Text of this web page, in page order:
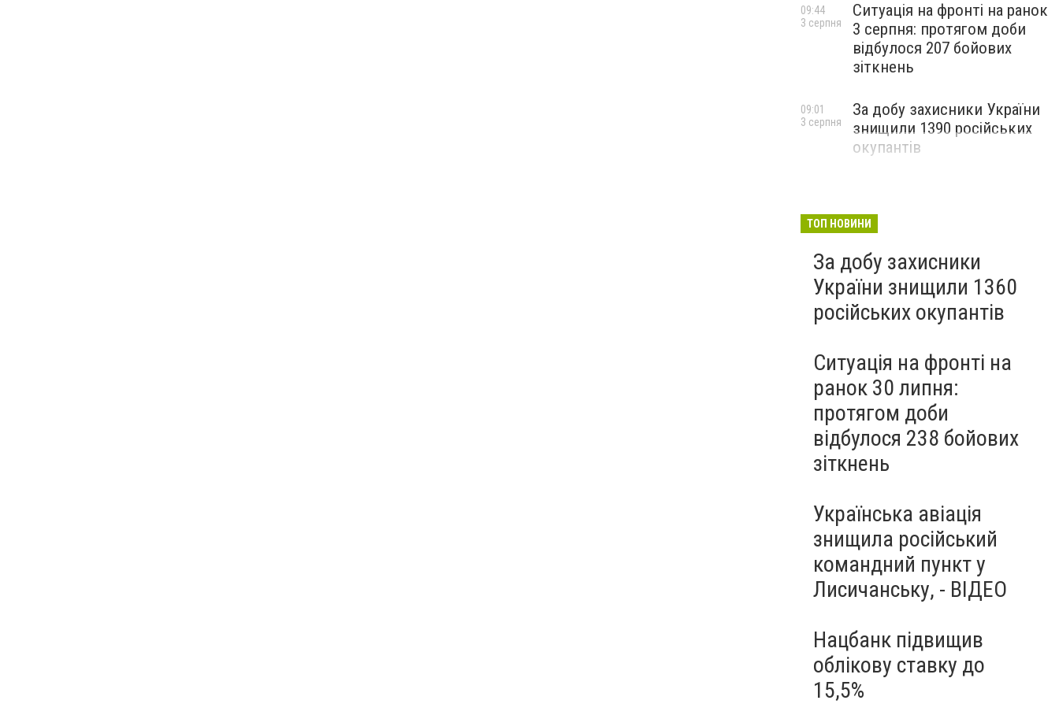
Ситуація на фронті на ранок
3 серпня: протягом доби
відбулося 207 бойових
зіткнень
09:44
3 серпня
За добу захисники України
знищили 1390 російських
окупантів
09:01
3 серпня
ТОП НОВИНИ
За добу захисники
України знищили 1360
російських окупантів
Ситуація на фронті на
ранок 30 липня:
протягом доби
відбулося 238 бойових
зіткнень
Українська авіація
знищила російський
командний пункт у
Лисичанську, - ВІДЕО
Нацбанк підвищив
облікову ставку до
15,5%